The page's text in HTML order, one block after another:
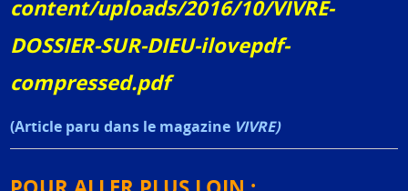
content/uploads/2016/10/VIVRE-
DOSSIER-SUR-DIEU-ilovepdf-
compressed.pdf
(Article paru dans le magazine VIVRE)